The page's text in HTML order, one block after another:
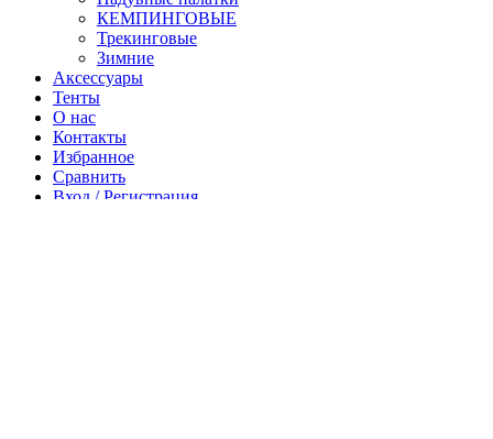
КЕМПИНГОВЫЕ
Трекинговые
Зимние
Аксессуары
Тенты
О нас
Контакты
Избранное
Сравнить
Вход / Регистрация